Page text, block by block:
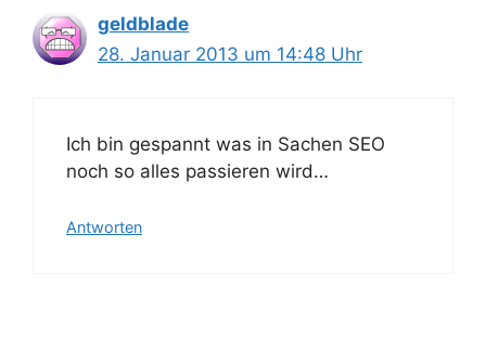
geldblade
28. Januar 2013 um 14:48 Uhr
Ich bin gespannt was in Sachen SEO
noch so alles passieren wird…
Antworten